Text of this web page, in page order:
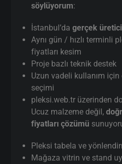
söylüyorum:
İstanbul’dagerçek üretici
Aynı gün / hızlı terminli
fiyatları kesim
Proje bazlı teknik destek
Uzun vadeli kullanım
seçimi
pleksi.web.tr üzerinden
Ucuz malzeme değil,
fiyatları çözümü
Pleksi tabela ve
Mağaza vitrin ve stand